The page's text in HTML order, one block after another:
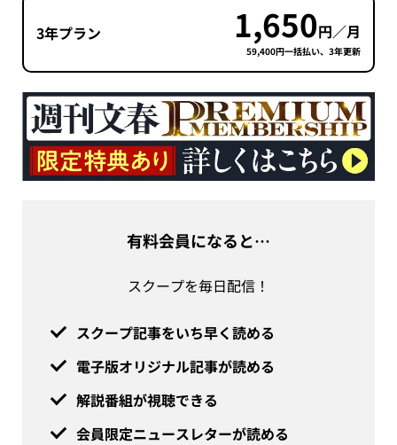
3年プラン 1,650円／月
59,400円一括払い、3年更新
有料会員になると…
スクープを毎日配信！
スクープ記事をいち早く読める
電子版オリジナル記事が読める
解説番組が視聴できる
会員限定ニュースレターが読める